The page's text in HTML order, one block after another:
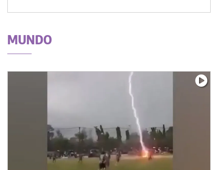
MUNDO